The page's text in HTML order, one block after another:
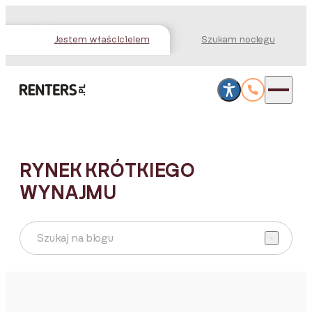
Jestem właścicielem Szukam noclegu
RYNEK KRÓTKIEGO
WYNAJMU